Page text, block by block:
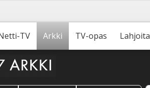
TV Arkki TV-opas Lahjoita